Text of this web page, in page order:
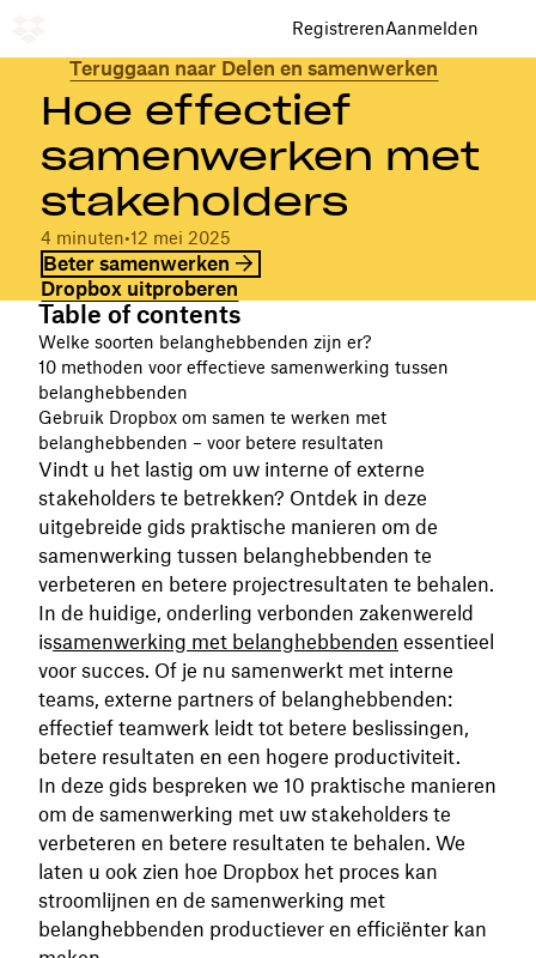
RegistrerenAanmelden
Teruggaan naar Delen en samenwerken
Hoe effectief
samenwerken met
stakeholders
4 minuten•12 mei 2025
Beter samenwerken
Dropbox uitproberen
Table of contents
Welke soorten belanghebbenden zijn er?
10 methoden voor effectieve samenwerking tussen
belanghebbenden
Gebruik Dropbox om samen te werken met
belanghebbenden – voor betere resultaten
Vindt u het lastig om uw interne of externe
stakeholders te betrekken? Ontdek in deze
uitgebreide gids praktische manieren om de
samenwerking tussen belanghebbenden te
verbeteren en betere projectresultaten te behalen.
In de huidige, onderling verbonden zakenwereld
issamenwerking met belanghebbenden essentieel
voor succes. Of je nu samenwerkt met interne
teams, externe partners of belanghebbenden:
effectief teamwerk leidt tot betere beslissingen,
betere resultaten en een hogere productiviteit.
In deze gids bespreken we 10 praktische manieren
om de samenwerking met uw stakeholders te
verbeteren en betere resultaten te behalen. We
laten u ook zien hoe Dropbox het proces kan
stroomlijnen en de samenwerking met
belanghebbenden productiever en efficiënter kan